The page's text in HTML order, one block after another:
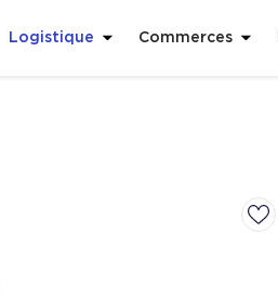
Logistique Commerces